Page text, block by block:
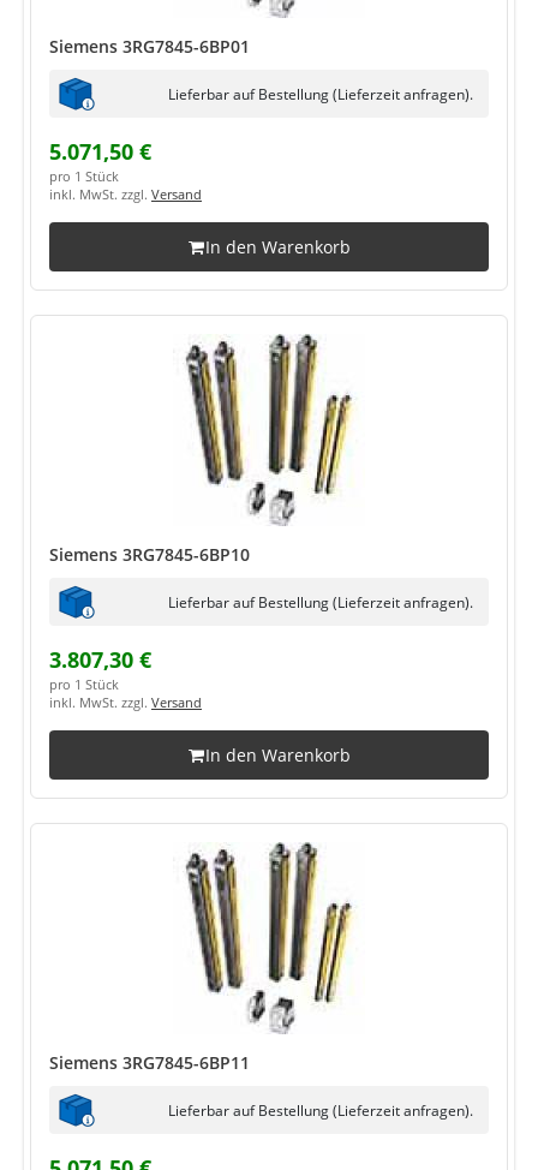
Siemens 3RG7845-6BP01
Lieferbar auf Bestellung (Lieferzeit anfragen).
5.071,50 €
pro 1 Stück
inkl. MwSt. zzgl. Versand
In den Warenkorb
Siemens 3RG7845-6BP10
Lieferbar auf Bestellung (Lieferzeit anfragen).
3.807,30 €
pro 1 Stück
inkl. MwSt. zzgl. Versand
In den Warenkorb
Siemens 3RG7845-6BP11
Lieferbar auf Bestellung (Lieferzeit anfragen).